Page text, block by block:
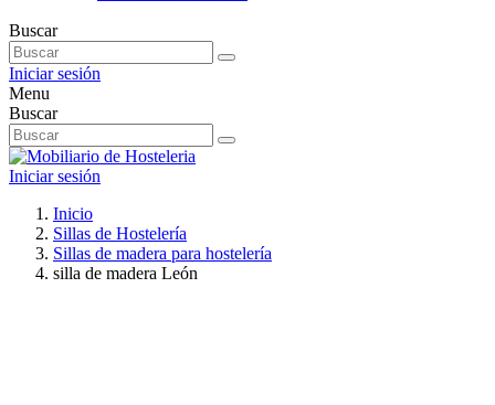
Buscar
Iniciar sesión
Menu
Buscar
Iniciar sesión
Inicio
Sillas de Hostelería
Sillas de madera para hostelería
silla de madera León